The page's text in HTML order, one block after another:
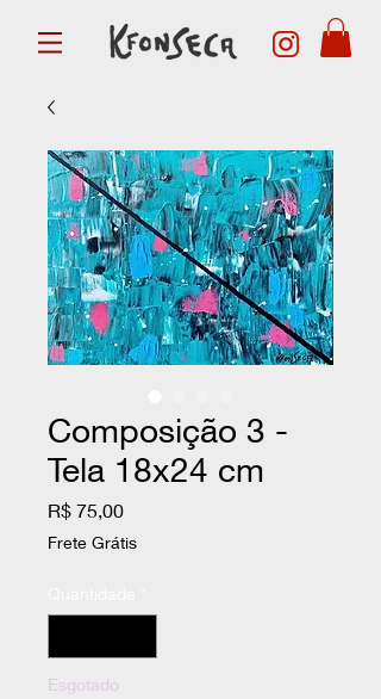
Composição 3 -
Tela 18x24 cm
R$ 75,00Preço
Frete Grátis
Esgotado